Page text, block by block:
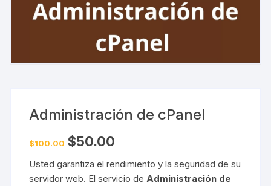
Administración de cPanel
$100.00 El
precio
era:
$100.00.
$50.00
es:
$50.00.
Usted garantiza el rendimiento y la seguridad de su
servidor web. El servicio de Administración de